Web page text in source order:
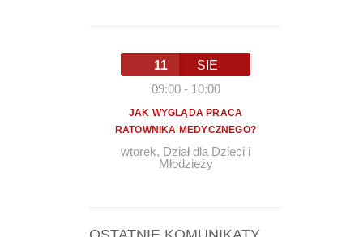
11
SIE
09:00- 10:00
JAK WYGLĄDA PRACA
RATOWNIKA MEDYCZNEGO?
wtorek, Dział dla Dzieci i
Młodzieży